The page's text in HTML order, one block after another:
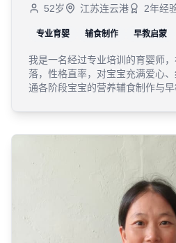
52岁 江苏连云港 2年经
专业育婴 辅食制作 早教启蒙
我是一名经过专业培训的育婴师
落，性格直率，对宝宝充满爱心
通各阶段宝宝的营养辅食制作与早